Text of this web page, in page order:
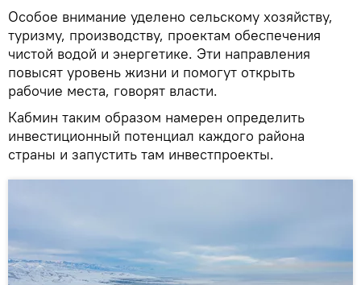
Особое внимание уделено сельскому хозяйству,
туризму, производству, проектам обеспечения
чистой водой и энергетике. Эти направления
повысят уровень жизни и помогут открыть
рабочие места, говорят власти.
Кабмин таким образом намерен определить
инвестиционный потенциал каждого района
страны и запустить там инвестпроекты.